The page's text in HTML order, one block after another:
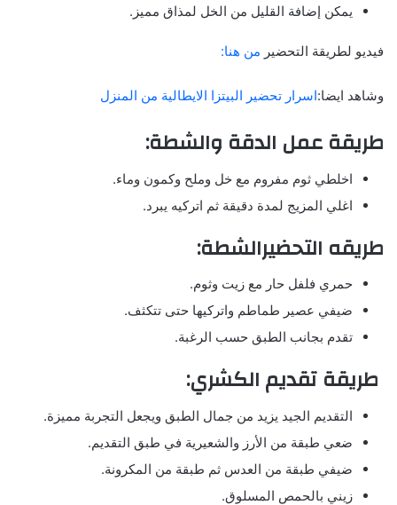
يمكن إضافة القليل من الخل لمذاق مميز.
فيديو لطريقة التحضير من هنا:
وشاهد ايضا:اسرار تحضير البيتزا الايطالية من المنزل
طريقة عمل الدقة والشطة:
اخلطي ثوم مفروم مع خل وملح وكمون وماء.
اغلي المزيج لمدة دقيقة ثم اتركيه يبرد.
طريقه التحضيرالشطة:
حمري فلفل حار مع زيت وثوم.
ضيفي عصير طماطم واتركيها حتى تتكثف.
تقدم بجانب الطبق حسب الرغبة.
طريقة تقديم الكشري:
التقديم الجيد يزيد من جمال الطبق ويجعل التجربة مميزة.
ضعي طبقة من الأرز والشعيرية في طبق التقديم.
ضيفي طبقة من العدس ثم طبقة من المكرونة.
زيني بالحمص المسلوق.